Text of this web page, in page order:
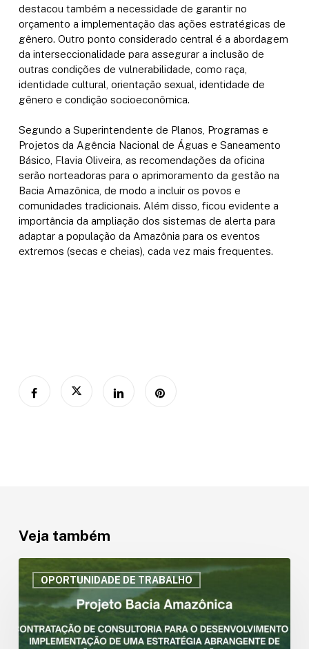
destacou também a necessidade de garantir no
orçamento a implementação das ações estratégicas de
gênero. Outro ponto considerado central é a abordagem
da interseccionalidade para assegurar a inclusão de
outras condições de vulnerabilidade, como raça,
identidade cultural, orientação sexual, identidade de
gênero e condição socioeconômica.
Segundo a Superintendente de Planos, Programas e
Projetos da Agência Nacional de Águas e Saneamento
Básico, Flavia Oliveira, as recomendações da oficina
serão norteadoras para o aprimoramento da gestão na
Bacia Amazônica, de modo a incluir os povos e
comunidades tradicionais. Além disso, ficou evidente a
importância da ampliação dos sistemas de alerta para
adaptar a população da Amazônia para os eventos
extremos (secas e cheias), cada vez mais frequentes.
Veja também
OPORTUNIDADE DE TRABALHO
Chamada
Consultoria
para
Estratégia